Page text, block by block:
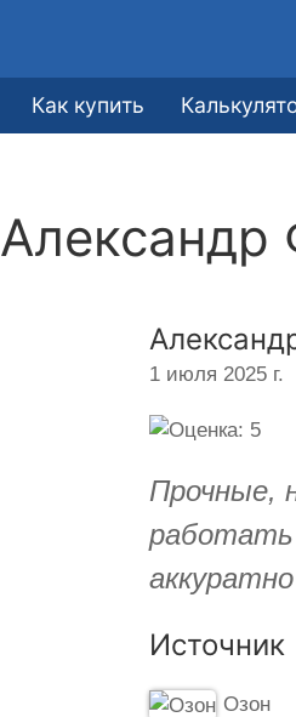
Как купить
Александр
1 июля 2025 г.
Прочные,
работать
Источник
Озон